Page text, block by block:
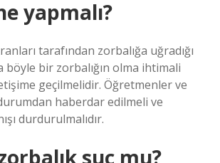
yapmalı?
tarafından zorbalığa uğradığı
böyle bir zorbalığın olma ihtimali
geçilmelidir. Öğretmenler ve
haberdar edilmeli ve
durdurulmalıdır.
suç mu?